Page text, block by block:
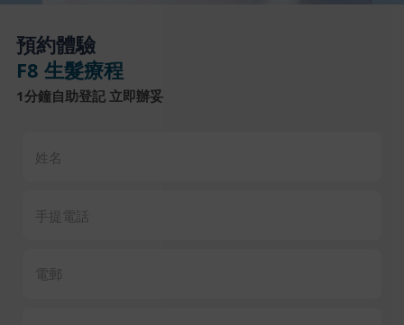
預約體驗
F8 生髮療程
1分鐘自助登記 立即辦妥